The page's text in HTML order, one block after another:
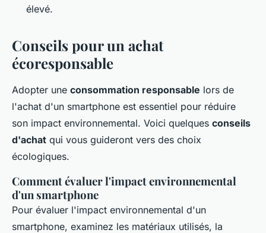
élevé.
Conseils pour un achat
écoresponsable
Adopter une consommation responsable lors de
l'achat d'un smartphone est essentiel pour réduire
son impact environnemental. Voici quelques conseils
d'achat qui vous guideront vers des choix
écologiques.
Comment évaluer l'impact environnemental
d'un smartphone
Pour évaluer l'impact environnemental d'un
smartphone, examinez les matériaux utilisés, la